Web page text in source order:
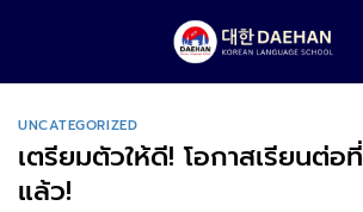
UNCATEGORIZED
เตรียมตัวให้ดี! โอกาสเรียนต่อ
แล้ว!